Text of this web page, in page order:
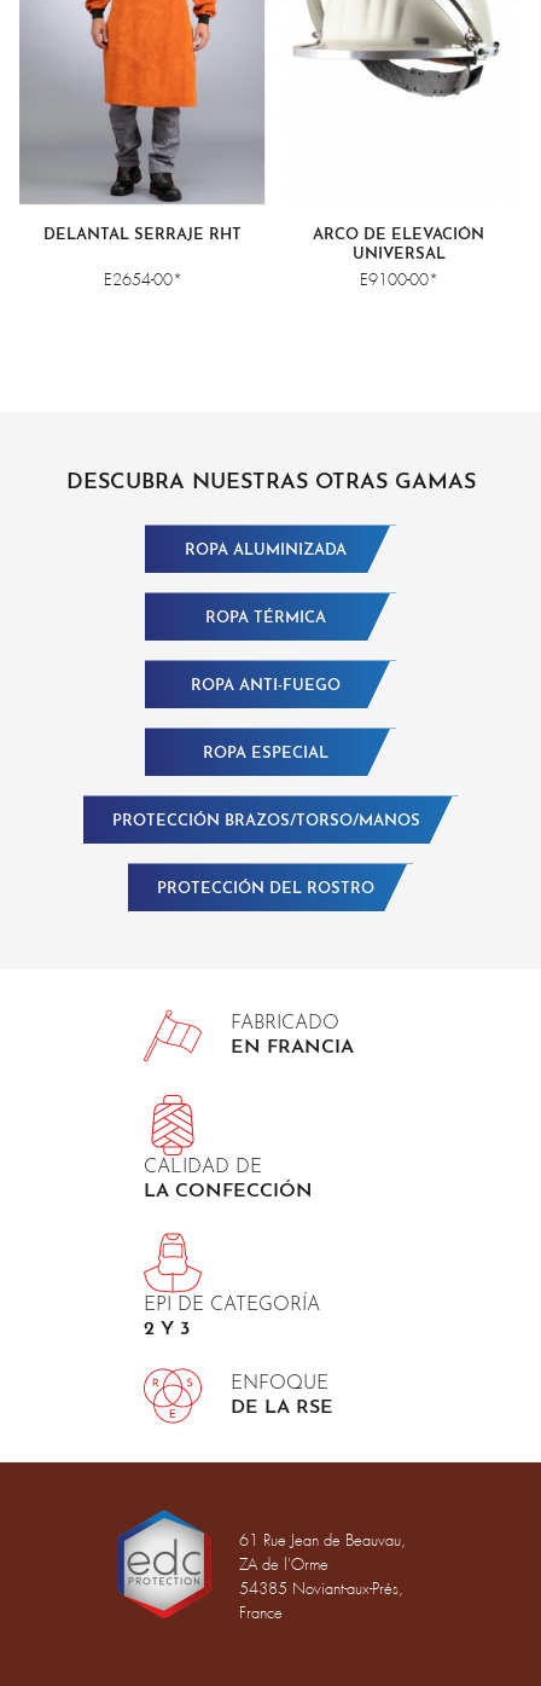
DELANTAL SERRAJE RHT
E2654-00*
ARCO DE ELEVACIÓN
UNIVERSAL
E9100-00*
DESCUBRA NUESTRAS OTRAS GAMAS
ROPA ALUMINIZADA
ROPA TÉRMICA
ROPA ANTI-FUEGO
ROPA ESPECIAL
PROTECCIÓN BRAZOS/TORSO/MANOS
PROTECCIÓN DEL ROSTRO
FABRICADO
EN FRANCIA
CALIDAD DE
LA CONFECCIÓN
EPI DE CATEGORÍA
2 Y 3
ENFOQUE
DE LA RSE
61 Rue Jean de Beauvau,
ZA de l'Orme
54385 Noviant-aux-Prés,
France